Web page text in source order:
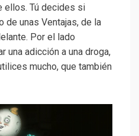
ellos. Tú decides si
de unas Ventajas, de la
Por el lado
una adicción a una droga,
mucho, que también